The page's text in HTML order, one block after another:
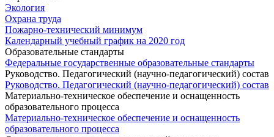
Экология
Охрана труда
Пожарно-технический минимум
Календарный учебный график на 2020 год
Образовательные стандарты
Федеральные государственные образовательные стандарты
Руководство. Педагогический (научно-педагогический) состав
Руководство. Педагогический (научно-педагогический) состав
Материально-техническое обеспечение и оснащенность
образовательного процесса
Материально-техническое обеспечение и оснащенность
образовательного процесса